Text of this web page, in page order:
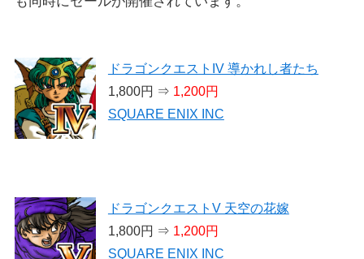
ドラゴンクエストIV 導かれし者たち
1,800円 ⇒ 1,200円
SQUARE ENIX INC
ドラゴンクエストV 天空の花嫁
1,800円 ⇒ 1,200円
SQUARE ENIX INC